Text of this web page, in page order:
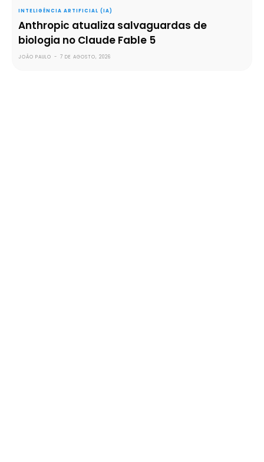
INTELIGÊNCIA ARTIFICIAL (IA)
Anthropic atualiza salvaguardas de
biologia no Claude Fable 5
JOÃO PAULO - 7 DE AGOSTO, 2026